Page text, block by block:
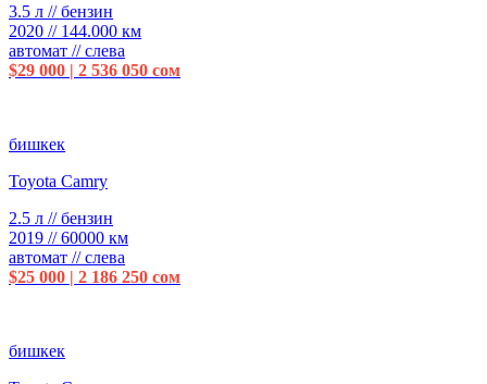
3.5 л // бензин
2020 // 144.000 км
автомат // слева
$29 000 | 2 536 050 сом
бишкек
Toyota Camry
2.5 л // бензин
2019 // 60000 км
автомат // слева
$25 000 | 2 186 250 сом
бишкек